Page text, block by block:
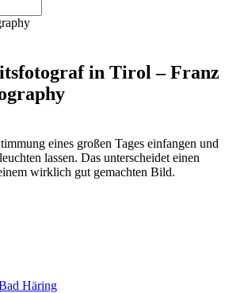
in Tirol – Franz
eines großen Tages einfangen und
lassen. Das unterscheidet einen
wirklich gut gemachten Bild.
Häring